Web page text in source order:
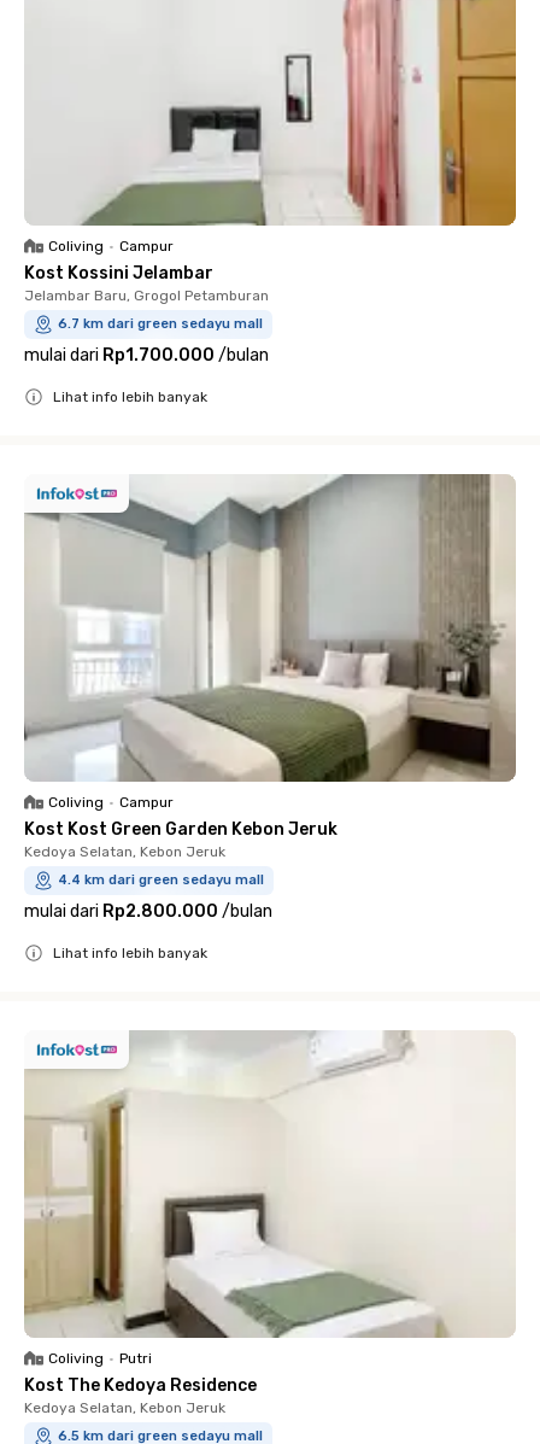
Coliving • Campur
Kost Kossini Jelambar
Jelambar Baru, Grogol Petamburan
6.7 km dari green sedayu mall
mulai dari Rp1.700.000 /bulan
Lihat info lebih banyak
Coliving • Campur
Kost Kost Green Garden Kebon Jeruk
Kedoya Selatan, Kebon Jeruk
4.4 km dari green sedayu mall
mulai dari Rp2.800.000 /bulan
Lihat info lebih banyak
Coliving • Putri
Kost The Kedoya Residence
Kedoya Selatan, Kebon Jeruk
6.5 km dari green sedayu mall